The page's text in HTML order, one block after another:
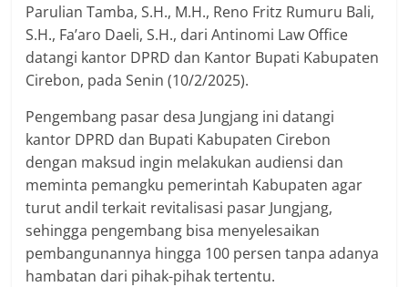
Parulian Tamba, S.H., M.H., Reno Fritz Rumuru Bali,
S.H., Fa’aro Daeli, S.H., dari Antinomi Law Office
datangi kantor DPRD dan Kantor Bupati Kabupaten
Cirebon, pada Senin (10/2/2025).
Pengembang pasar desa Jungjang ini datangi
kantor DPRD dan Bupati Kabupaten Cirebon
dengan maksud ingin melakukan audiensi dan
meminta pemangku pemerintah Kabupaten agar
turut andil terkait revitalisasi pasar Jungjang,
sehingga pengembang bisa menyelesaikan
pembangunannya hingga 100 persen tanpa adanya
hambatan dari pihak-pihak tertentu.